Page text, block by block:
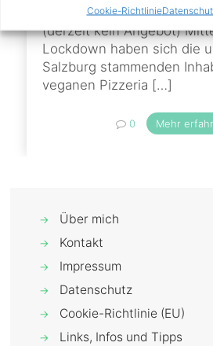
Cookie-Richtlinie
(derzeit kein Angebot)
Lockdown haben sich die
Salzburg stammenden
veganen Pizzeria […]
0 Mehr
→ Über mich
→ Kontakt
→ Impressum
→ Datenschutz
→ Cookie-Richtlinie (EU)
→ Links, Infos und Tipps